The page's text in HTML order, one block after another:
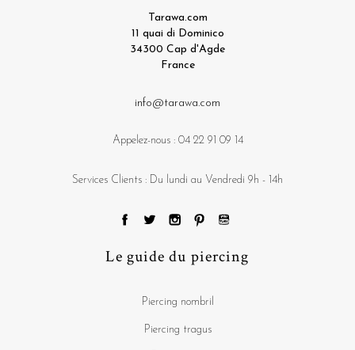
Tarawa.com
11 quai di Dominico
34300 Cap d'Agde
France
info@tarawa.com
Appelez-nous : 04 22 91 09 14
Services Clients : Du lundi au Vendredi 9h - 14h
Le guide du piercing
Piercing nombril
Piercing tragus